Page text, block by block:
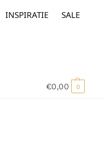
INSPIRATIE SALE
€0,00 0